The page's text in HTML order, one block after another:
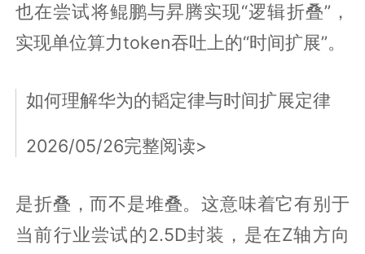
也在尝试将鲲鹏与昇腾实现“逻辑折叠”，
实现单位算力token吞吐上的“时间扩展”。
如何理解华为的韬定律与时间扩展定律
2026/05/26完整阅读>
是折叠，而不是堆叠。这意味着它有别于
当前行业尝试的2.5D封装，是在Z轴方向